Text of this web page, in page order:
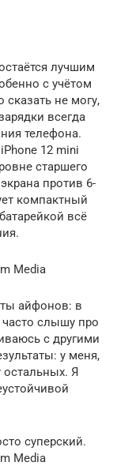
лучшим
с учётом
не могу,
всегда
телефона.
12 mini
старшего
против 6-
компактный
всё
Media
айфонов: в
часто слышу про
с другими
у меня,
остальных. Я
суперский.
Media